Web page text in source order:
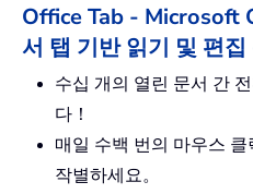
Office Tab - Microsoft
서 탭 기반 읽기 및 편
수십 개의 열린 문서 간
다！
매일 수백 번의 마우스
작별하세요。